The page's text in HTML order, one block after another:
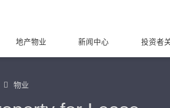
地产物业 新闻中心 投资者
物业